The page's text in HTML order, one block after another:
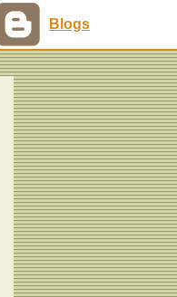
Blogs